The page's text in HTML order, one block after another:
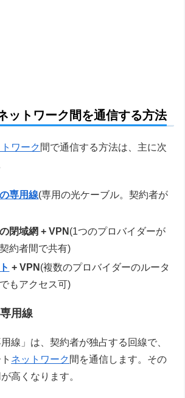
ットワーク間を通信する方法
ワーク 間で通信する方法は、主に次
専用線(専用の光ケーブル。契約者が
閉域網 + VPN (1つのプロバイダーが
約者間で共有)
+ VPN (複数のプロバイダーのルータ
もアクセス可)
用線
線」は、契約者が独占する回線で、
ネットワーク 間を通信します。その
高くなります。